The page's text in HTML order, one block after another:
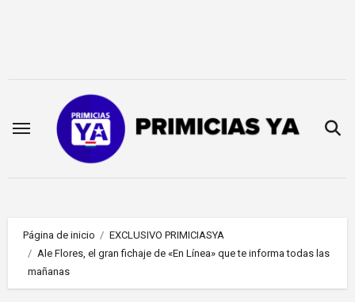
Página de inicio
EXCLUSIVO PRIMICIASYA
Ale Flores, el gran fichaje de «En Línea» que te informa todas las
mañanas